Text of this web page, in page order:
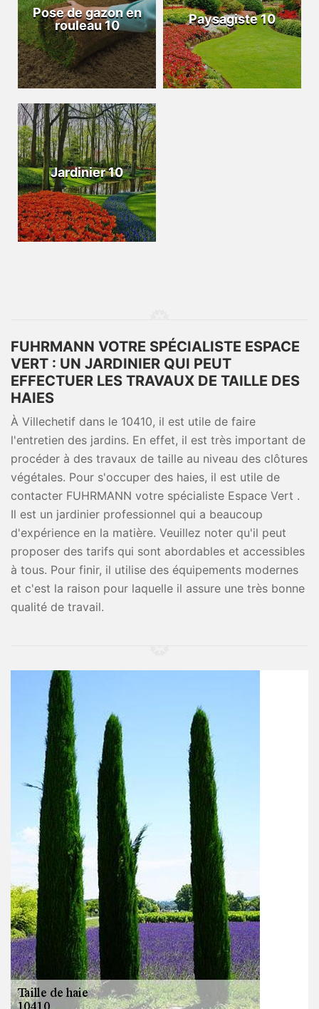
Pose de gazon en
rouleau 10
Paysagiste 10
Jardinier 10
FUHRMANN VOTRE SPÉCIALISTE ESPACE
VERT : UN JARDINIER QUI PEUT
EFFECTUER LES TRAVAUX DE TAILLE DES
HAIES
À Villechetif dans le 10410, il est utile de faire
l'entretien des jardins. En effet, il est très important de
procéder à des travaux de taille au niveau des clôtures
végétales. Pour s'occuper des haies, il est utile de
contacter FUHRMANN votre spécialiste Espace Vert .
Il est un jardinier professionnel qui a beaucoup
d'expérience en la matière. Veuillez noter qu'il peut
proposer des tarifs qui sont abordables et accessibles
à tous. Pour finir, il utilise des équipements modernes
et c'est la raison pour laquelle il assure une très bonne
qualité de travail.